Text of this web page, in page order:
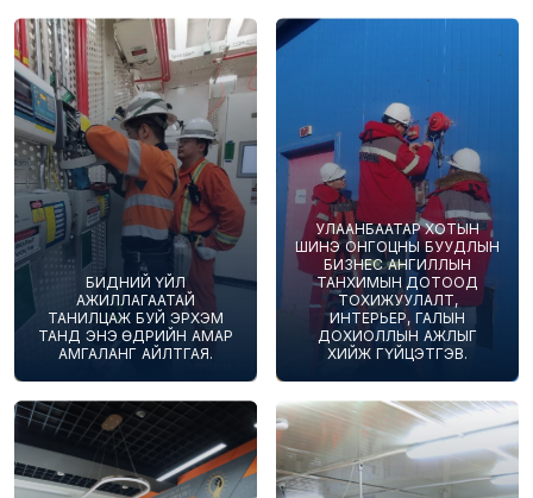
БИДНИЙ ҮЙЛ
АЖИЛЛАГААТАЙ
ТАНИЛЦАЖ БУЙ ЭРХЭМ
ТАНД ЭНЭ ӨДРИЙН АМАР
АМГАЛАНГ АЙЛТГАЯ.
УЛААНБААТАР ХОТЫН
ШИНЭ ОНГОЦНЫ БУУДЛЫН
БИЗНЕС АНГИЛЛЫН
ТАНХИМЫН ДОТООД
ТОХИЖУУЛАЛТ,
ИНТЕРЬЕР, ГАЛЫН
ДОХИОЛЛЫН АЖЛЫГ
ХИЙЖ ГҮЙЦЭТГЭВ.